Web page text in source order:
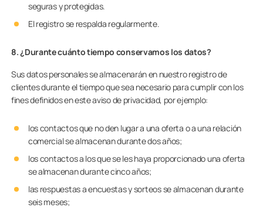
seguras y protegidas.
El registro se respalda regularmente.
8. ¿Durante cuánto tiempo conservamos los datos?
Sus datos personales se almacenarán en nuestro registro de
clientes durante el tiempo que sea necesario para cumplir con los
fines definidos en este aviso de privacidad, por ejemplo:
los contactos que no den lugar a una oferta o a una relación
comercial se almacenan durante dos años;
los contactos a los que se les haya proporcionado una oferta
se almacenan durante cinco años;
las respuestas a encuestas y sorteos se almacenan durante
seis meses;